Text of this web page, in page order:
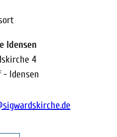
Idensen
4
- Idensen